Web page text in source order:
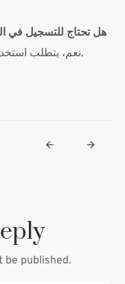
هل تحتاج للتسجيل في
نعم، يتطلب استخدام بعض الميزات تسجيل الدخول.
be published.